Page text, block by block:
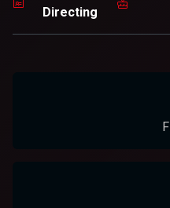
Directing